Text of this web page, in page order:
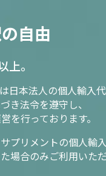
自由
。
日本法人の個人輸入
き法令を遵守し、
を行っております。
プリメントの個人輸
場合のみご利用いた